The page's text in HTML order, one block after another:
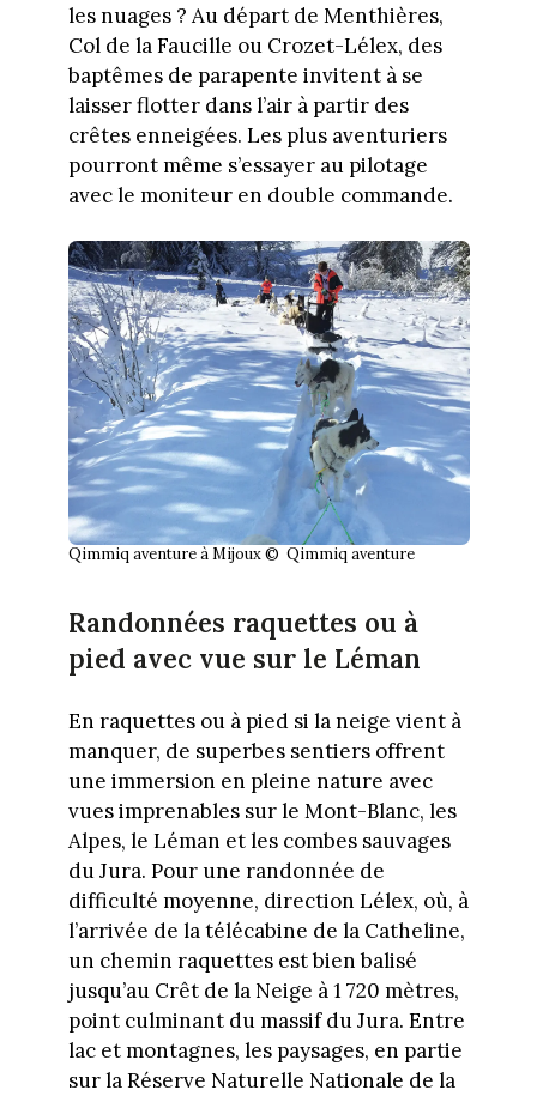
les nuages ? Au départ de Menthières,
Col de la Faucille ou Crozet-Lélex, des
baptêmes de parapente invitent à se
laisser flotter dans l’air à partir des
crêtes enneigées. Les plus aventuriers
pourront même s’essayer au pilotage
avec le moniteur en double commande.
Qimmiq aventure à Mijoux © Qimmiq aventure
Randonnées raquettes ou à
pied avec vue sur le Léman
En raquettes ou à pied si la neige vient à
manquer, de superbes sentiers offrent
une immersion en pleine nature avec
vues imprenables sur le Mont-Blanc, les
Alpes, le Léman et les combes sauvages
du Jura. Pour une randonnée de
difficulté moyenne, direction Lélex, où, à
l’arrivée de la télécabine de la Catheline,
un chemin raquettes est bien balisé
jusqu’au Crêt de la Neige à 1 720 mètres,
point culminant du massif du Jura. Entre
lac et montagnes, les paysages, en partie
sur la Réserve Naturelle Nationale de la